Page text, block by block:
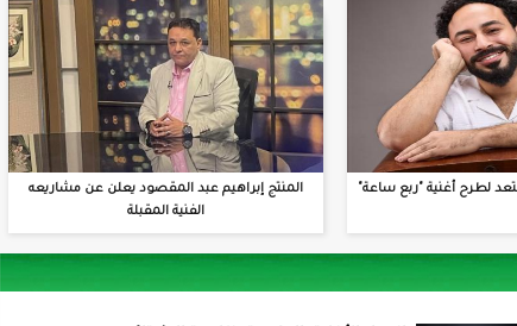
لطرح أغنية "ربع ساعة"
المنتج إبراهيم عبد المقصود يعلن عن مشاريعه
الفنية المقبلة